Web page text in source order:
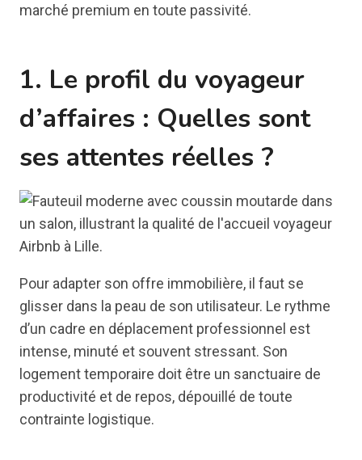
marché premium en toute passivité.
1. Le profil du voyageur
d’affaires : Quelles sont
ses attentes réelles ?
Pour adapter son offre immobilière, il faut se
glisser dans la peau de son utilisateur. Le rythme
d’un cadre en déplacement professionnel est
intense, minuté et souvent stressant. Son
logement temporaire doit être un sanctuaire de
productivité et de repos, dépouillé de toute
contrainte logistique.